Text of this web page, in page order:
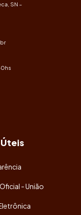
SN –
- União